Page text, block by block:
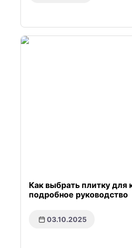
Как выбрать плитку для
подробное руководство
03.10.2025